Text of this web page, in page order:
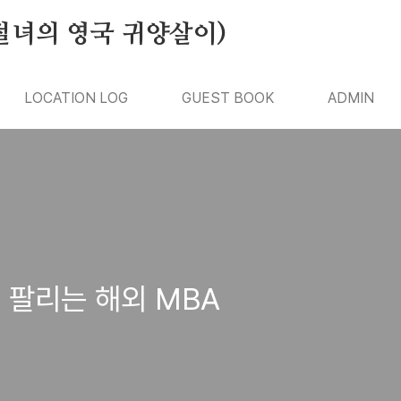
녀의 영국 귀양살이)
LOCATION LOG GUEST BOOK ADMIN
팔리는 해외 MBA